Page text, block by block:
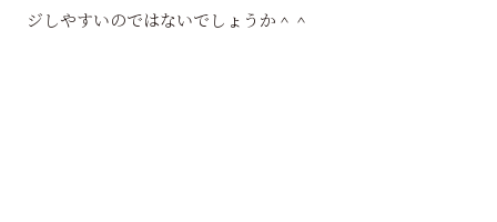
ジしやすいのではないでしょうか＾＾